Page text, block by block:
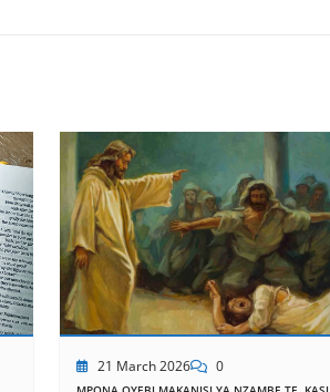
21 March 2026 0